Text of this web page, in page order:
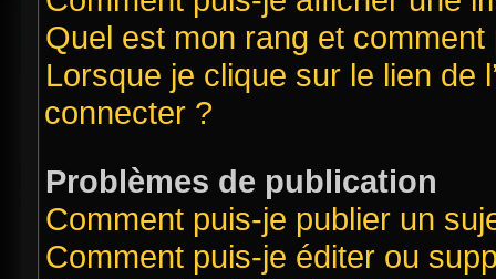
Quel est mon rang et
Lorsque je clique sur le lien de
connecter ?
Problèmes de publication
Comment puis-je publier un
Comment puis-je éditer ou